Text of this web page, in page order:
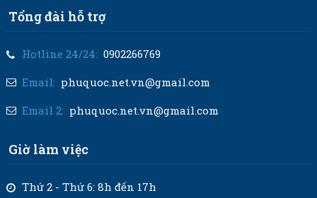
Tổng đài hỗ trợ
Hotline 24/24: 0902266769
Email: phuquoc.net.vn@gmail.com
Email 2: phuquoc.net.vn@gmail.com
Giờ làm việc
Thứ 2 - Thứ 6: 8h đến 17h